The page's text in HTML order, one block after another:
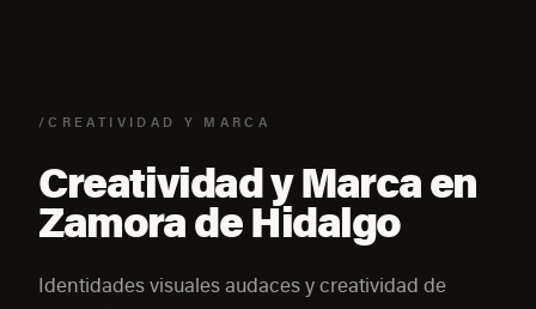
/CREATIVIDAD Y MARCA
Creatividad y Marca en
Zamora de Hidalgo
Identidades visuales audaces y creatividad de